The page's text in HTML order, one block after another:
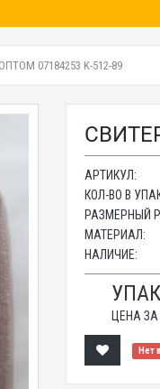
07184253 K-512-89
АРТИКУЛ:
КОЛ-ВО В
РАЗМЕРНЫЙ
МАТЕРИАЛ:
НАЛИЧИЕ:
ЦЕНА
Нет